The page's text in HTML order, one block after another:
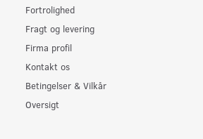
Fortrolighed
Fragt og levering
Firma profil
Kontakt os
Betingelser & Vilkår
Oversigt